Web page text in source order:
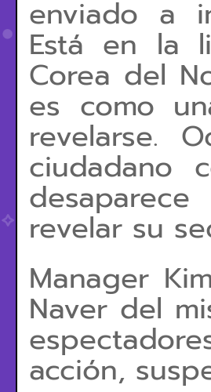
enviado a
Está en la
Corea del
es como
revelarse.
ciudadano
revelar su
Manager
Naver del
acción,